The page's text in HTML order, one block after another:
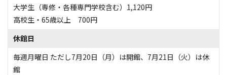
大学生（専修・各種専門学校含む）1,120円
高校生・65歳以上 700円
休館日
毎週月曜日 ただし7月20日（月）は開館、7月21日（火）は休
館